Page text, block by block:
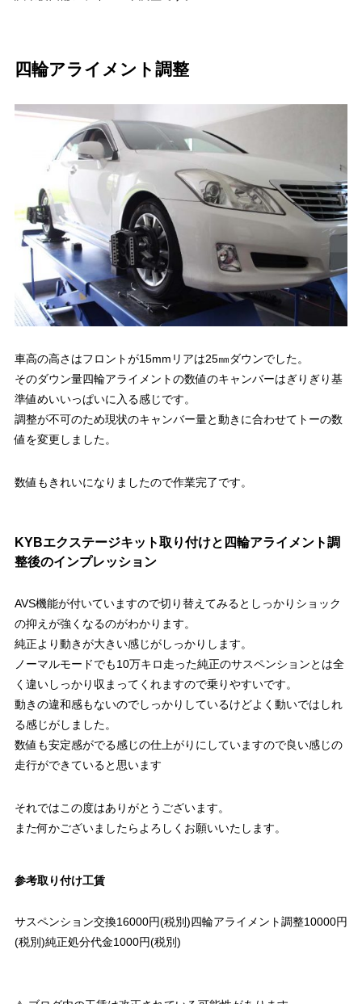
四輪アライメント調整
車高の高さはフロントが15mmリアは25㎜ダウンでした。
そのダウン量四輪アライメントの数値のキャンバーはぎりぎり基
準値めいいっぱいに入る感じです。
調整が不可のため現状のキャンバー量と動きに合わせてトーの数
値を変更しました。
数値もきれいになりましたので作業完了です。
KYBエクステージキット取り付けと四輪アライメント調
整後のインプレッション
AVS機能が付いていますので切り替えてみるとしっかりショック
の抑えが強くなるのがわかります。
純正より動きが大きい感じがしっかりします。
ノーマルモードでも10万キロ走った純正のサスペンションとは全
く違いしっかり収まってくれますので乗りやすいです。
動きの違和感もないのでしっかりしているけどよく動いではしれ
る感じがしました。
数値も安定感がでる感じの仕上がりにしていますので良い感じの
走行ができていると思います
それではこの度はありがとうございます。
また何かございましたらよろしくお願いいたします。
参考取り付け工賃
サスペンション交換16000円(税別)四輪アライメント調整10000円
(税別)純正処分代金1000円(税別)